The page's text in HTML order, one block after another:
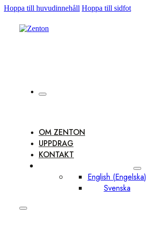
Hoppa till huvudinnehåll Hoppa till sidfot
OM ZENTON
UPPDRAG
KONTAKT
English (Engelska)
Svenska